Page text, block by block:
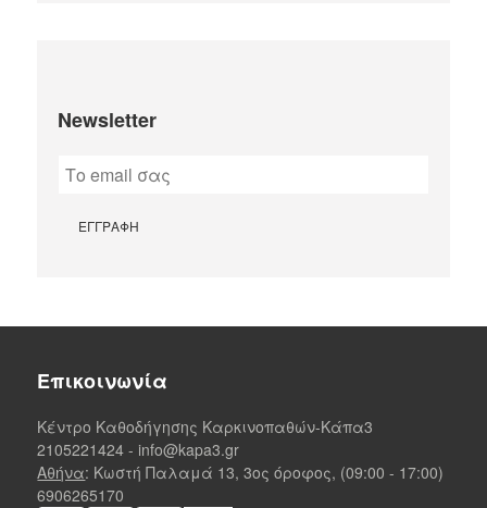
Newsletter
Επικοινωνία
Κέντρο Καθοδήγησης Καρκινοπαθών-Κάπα3
2105221424 - info@kapa3.gr
Αθήνα: Κωστή Παλαμά 13, 3ος όροφος, (09:00 - 17:00)
6906265170